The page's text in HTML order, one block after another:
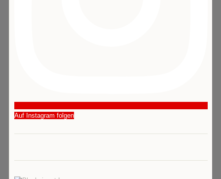
Auf Instagram folgen